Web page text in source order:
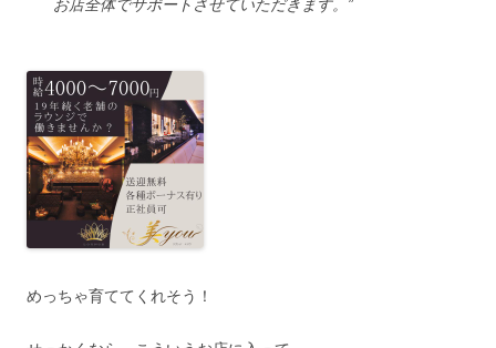
お店全体でサポートさせていただきます。”
めっちゃ育ててくれそう！